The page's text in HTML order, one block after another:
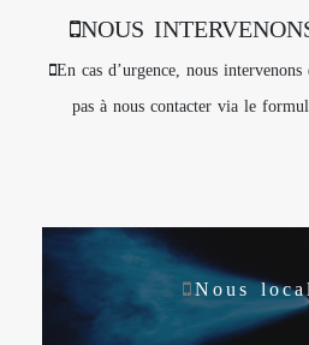
NOUS
En cas d’urgence, nous intervenons
pas à nous contacter via le
Nous